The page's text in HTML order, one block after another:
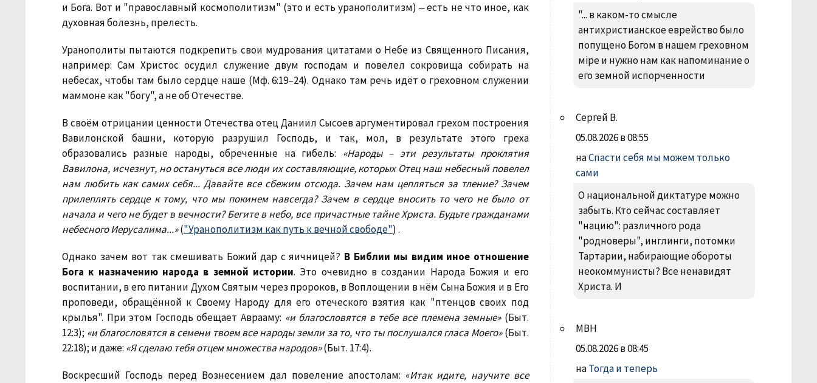
и Бога. Вот и "православный космополитизм" (это и есть уранополитизм) ‒ есть не что иное, как
духовная болезнь, прелесть.
Уранополиты пытаются подкрепить свои мудрования цитатами о Небе из Священного Писания,
например: Сам Христос осудил служение двум господам и повелел сокровища собирать на
небесах, чтобы там было сердце наше (Мф. 6:19–24). Однако там речь идёт о греховном служении
маммоне как "богу", а не об Отечестве.
В своём отрицании ценности Отечества отец Даниил Сысоев аргументировал грехом построения
Вавилонской башни, которую разрушил Господь, и так, мол, в результате этого греха
образовались разные народы, обреченные на гибель: «Народы – эти результаты проклятия
Вавилона, исчезнут, но остануться все люди их составляющие, которых Отец наш небесный повелел
нам любить как самих себя... Давайте все сбежим отсюда. Зачем нам цепляться за тление? Зачем
прилеплять сердце к тому, что мы покинем навсегда? Зачем в сердце вносить то чего не было от
начала и чего не будет в вечности? Бегите в небо, все причастные тайне Христа. Будьте гражданами
небесного Иерусалима...»("Уранополитизм как путь к вечной свободе") .
Однако зачем вот так смешивать Божий дар с яичницей? В Библии мы видим иное отношение
Бога к назначению народа в земной истории. Это очевидно в создании Народа Божия и его
воспитании, в его питании Духом Святым через пророков, в Воплощении в нём Сына Божия и в Его
проповеди, обращённой к Своему Народу для его отеческого взятия как "птенцов своих под
крылья". При этом Господь обещает Аврааму: «и благословятся в тебе все племена земные»(Быт.
12:3); «и благословятся в семени твоем все народы земли за то, что ты послушался гласа Моего»(Быт.
22:18); и даже: «Я сделаю тебя отцем множества народов»(Быт. 17:4).
Воскресший Господь перед Вознесением дал повеление апостолам: «Итак идите, научите все
"... в каком-то смысле
антихристианское еврейство было
попущено Богом в нашем греховном
міре и нужно нам как напоминание о
его земной испорченности
Сергей В.
05.08.2026 в 08:55
наСпасти себя мы можем только
сами
О национальной диктатуре можно
забыть. Кто сейчас составляет
"нацию": различного рода
"родноверы", инглинги, потомки
Тартарии, набирающие обороты
неокоммунисты? Все ненавидят
Христа. И
МВН
05.08.2026 в 08:45
наТогда и теперь